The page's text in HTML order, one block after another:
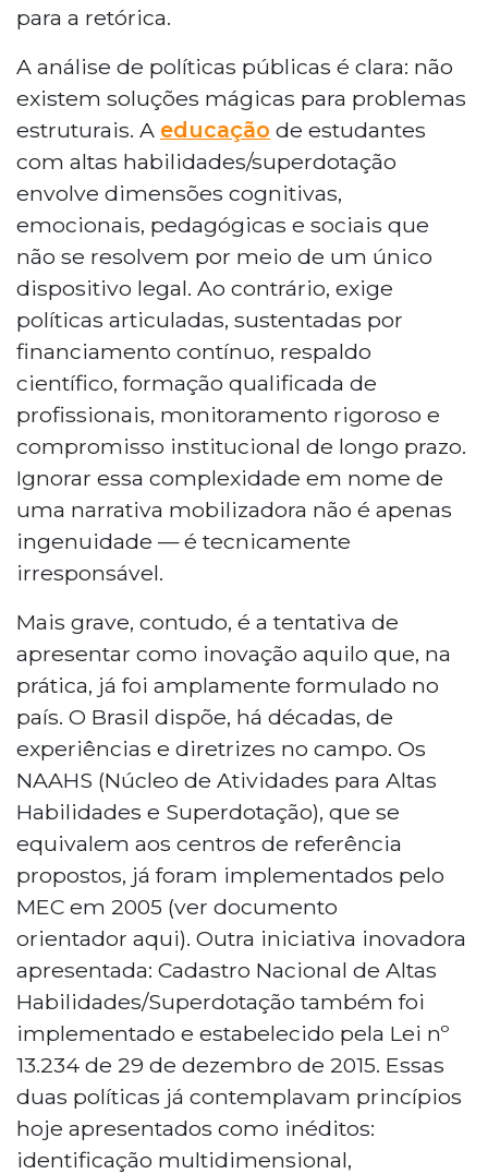
para a retórica.
A análise de políticas públicas é clara: não
existem soluções mágicas para problemas
estruturais. A educação de estudantes
com altas habilidades/superdotação
envolve dimensões cognitivas,
emocionais, pedagógicas e sociais que
não se resolvem por meio de um único
dispositivo legal. Ao contrário, exige
políticas articuladas, sustentadas por
financiamento contínuo, respaldo
científico, formação qualificada de
profissionais, monitoramento rigoroso e
compromisso institucional de longo prazo.
Ignorar essa complexidade em nome de
uma narrativa mobilizadora não é apenas
ingenuidade — é tecnicamente
irresponsável.
Mais grave, contudo, é a tentativa de
apresentar como inovação aquilo que, na
prática, já foi amplamente formulado no
país. O Brasil dispõe, há décadas, de
experiências e diretrizes no campo. Os
NAAHS (Núcleo de Atividades para Altas
Habilidades e Superdotação), que se
equivalem aos centros de referência
propostos, já foram implementados pelo
MEC em 2005 (ver documento
orientador aqui). Outra iniciativa inovadora
apresentada: Cadastro Nacional de Altas
Habilidades/Superdotação também foi
implementado e estabelecido pela Lei nº
13.234 de 29 de dezembro de 2015. Essas
duas políticas já contemplavam princípios
hoje apresentados como inéditos:
identificação multidimensional,